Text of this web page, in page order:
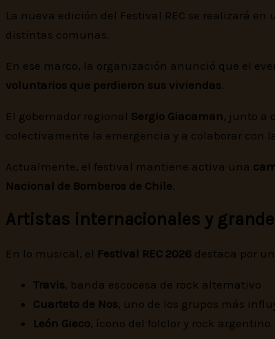
La nueva edición del Festival REC se realizará
distintas comunas.
En ese marco, la organización anunció que el
voluntarios que perdieron sus viviendas
El gobernador regional Sergio Giacaman, junto a
colectivamente la emergencia y a colaborar con
Actualmente, el festival mantiene activa una
Nacional de Bomberos de Chile
Artistas internacionales y
En lo musical, el Festival REC 2026 destaca por
Travis, banda escocesa de rock alternativo
Cuarteto de Nos, uno de los grupos más
León Gieco, ícono del folclor y rock argentino